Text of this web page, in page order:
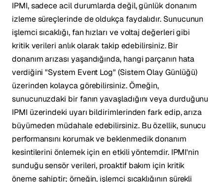
IPMI, sadece acil durumlarda değil, günlük donanım
izleme süreçlerinde de oldukça faydalıdır. Sunucunun
işlemci sıcaklığı, fan hızları ve voltaj değerleri gibi
kritik verileri anlık olarak takip edebilirsiniz. Bir
donanım arızası yaşandığında, hangi parçanın hata
verdiğini "System Event Log" (Sistem Olay Günlüğü)
üzerinden kolayca görebilirsiniz. Örneğin,
sunucunuzdaki bir fanın yavaşladığını veya durduğunu
IPMI üzerindeki uyarı bildirimlerinden fark edip, arıza
büyümeden müdahale edebilirsiniz. Bu özellik, sunucu
performansını korumak ve beklenmedik donanım
kesintilerini önlemek için en etkili yöntemdir. IPMI'nin
sunduğu sensör verileri, proaktif bakım için kritik
öneme sahiptir; örneğin, işlemci sıcaklığının sürekli